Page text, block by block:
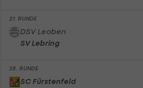
27. RUNDE
DSV Leoben
SV Lebring
28. RUNDE
SC Fürstenfeld